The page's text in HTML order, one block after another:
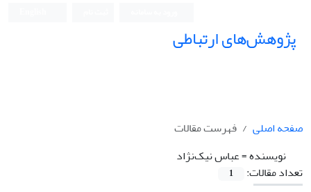
پژوهش‌های ارتباطی
صفحه اصلی
فهرست مقالات
نویسنده =عباس نیک‌نژاد
تعداد مقالات:
1